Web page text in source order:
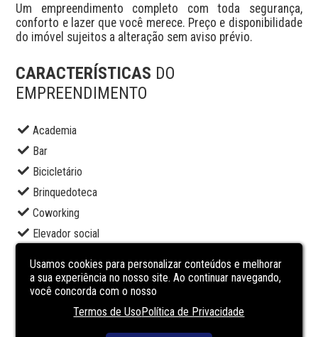
Um empreendimento completo com toda segurança,
conforto e lazer que você merece. Preço e disponibilidade
do imóvel sujeitos a alteração sem aviso prévio.
CARACTERÍSTICAS DO
EMPREENDIMENTO
Academia
Bar
Bicicletário
Brinquedoteca
Coworking
Elevador social
Lounge
Piscina adulto
Usamos cookies para personalizar conteúdos e melhorar
a sua experiência no nosso site. Ao continuar navegando,
você concorda com o nosso
Termos de UsoPolítica de Privacidade